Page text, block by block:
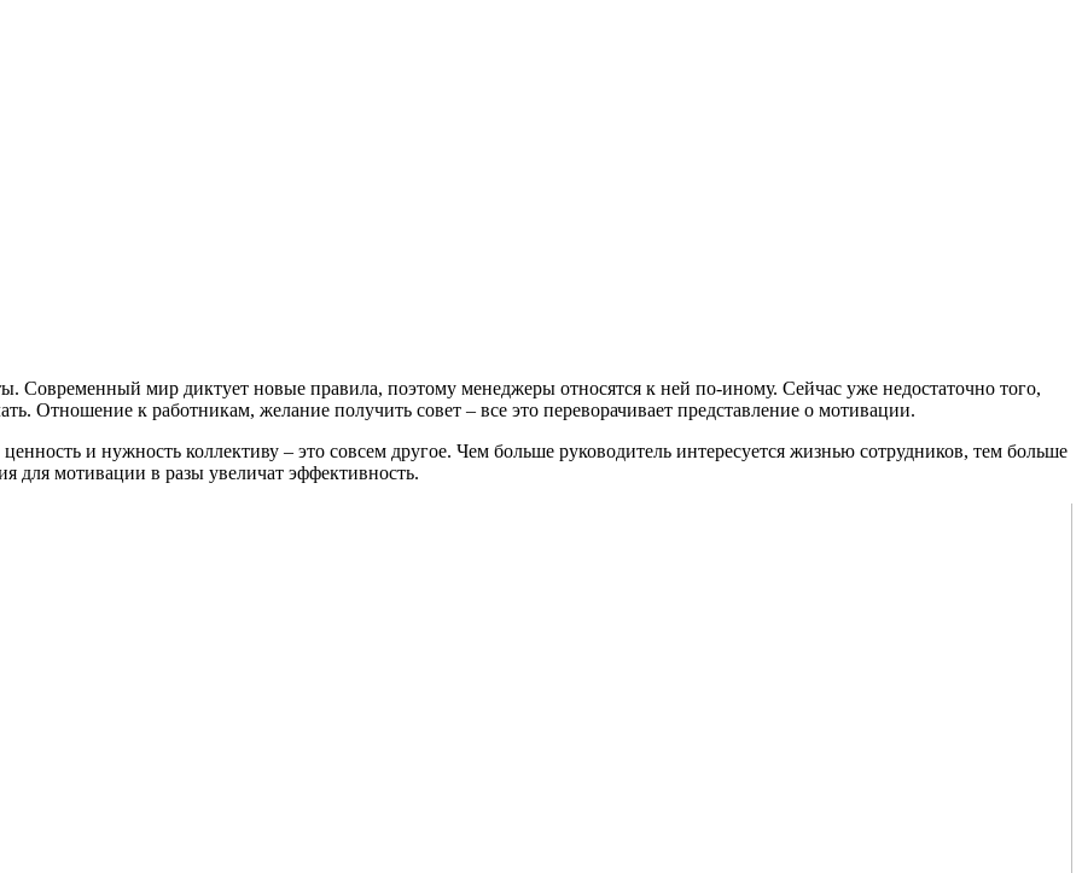
Современный мир диктует новые правила, поэтому менеджеры относятся к ней по-иному. Сейчас уже недостаточно того,
Отношение к работникам, желание получить совет – все это переворачивает представление о мотивации.
и нужность коллективу – это совсем другое. Чем больше руководитель интересуется жизнью сотрудников, тем больше
для мотивации в разы увеличат эффективность.